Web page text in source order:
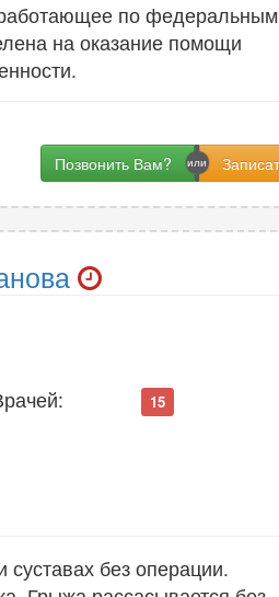
по федеральным
на оказание помощи
Позвонить Вам?
15
без операции.